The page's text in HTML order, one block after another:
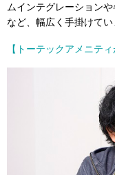
ムインテグレーション
など、幅広く手掛けてい
【トーテックアメニテ